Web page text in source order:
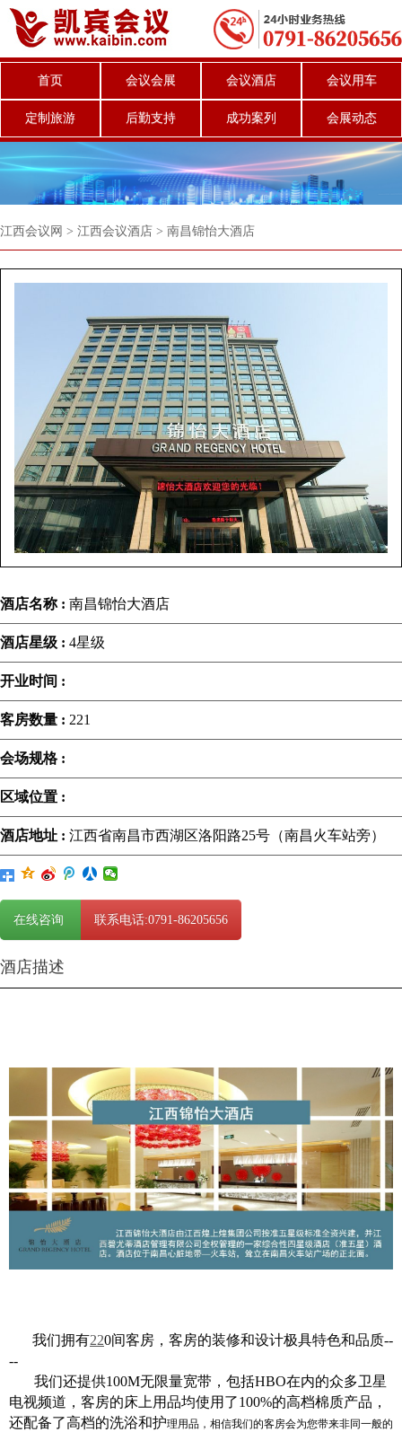
首页 会议会展 会议酒店 会议用车
定制旅游 后勤支持 成功案列 会展动态
江西会议网 > 江西会议酒店 > 南昌锦怡大酒店
酒店名称 : 南昌锦怡大酒店
酒店星级 : 4星级
开业时间 :
客房数量 : 221
会场规格 :
区域位置 :
酒店地址 : 江西省南昌市西湖区洛阳路25号（南昌火车站旁）
在线咨询 联系电话:0791-86205656
酒店描述
我们拥有220间客房，客房的装修和设计极具特色和品质--
--
我们还提供100M无限量宽带，包括HBO在内的众多卫星
电视频道，客房的床上用品均使用了100%的高档棉质产品，
还配备了高档的洗浴和护理用品，相信我们的客房会为您带来非同一般的